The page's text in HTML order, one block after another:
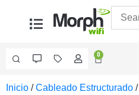
0
Inicio /Cableado Estructurado /